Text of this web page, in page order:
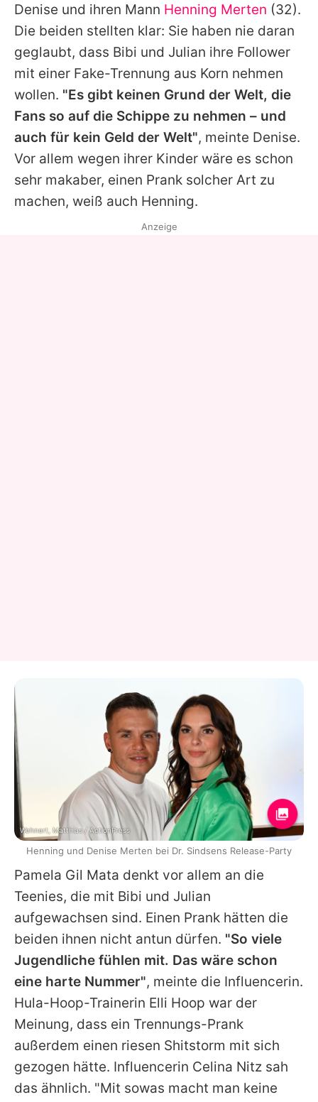
Denise und ihren Mann Henning Merten (32).
Die beiden stellten klar: Sie haben nie daran
geglaubt, dass Bibi und Julian ihre Follower
mit einer Fake-Trennung aus Korn nehmen
wollen. "Es gibt keinen Grund der Welt, die
Fans so auf die Schippe zu nehmen – und
auch für kein Geld der Welt", meinte Denise.
Vor allem wegen ihrer Kinder wäre es schon
sehr makaber, einen Prank solcher Art zu
machen, weiß auch Henning.
Pamela Gil Mata denkt vor allem an die
Teenies, die mit Bibi und Julian
aufgewachsen sind. Einen Prank hätten die
beiden ihnen nicht antun dürfen. "So viele
Jugendliche fühlen mit. Das wäre schon
eine harte Nummer", meinte die Influencerin.
Hula-Hoop-Trainerin Elli Hoop war der
Meinung, dass ein Trennungs-Prank
außerdem einen riesen Shitstorm mit sich
gezogen hätte. Influencerin Celina Nitz sah
das ähnlich. "Mit sowas macht man keine
Anzeige
Wehnert, Matthias / ActionPress
Henning und Denise Merten bei Dr. Sindsens Release-Party